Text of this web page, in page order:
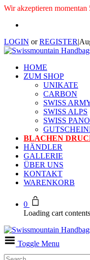
Wir akzeptieren
LOGIN orREGISTER|
HOME
ZUM SHOP
UNIKATE
CARBON
SWISS
SWISS ALPS
SWISS
BLACHEN
HÄNDLER
GALLERIE
ÜBER UNS
KONTAKT
WARENKORB
0
Loading cart
Toggle Menu